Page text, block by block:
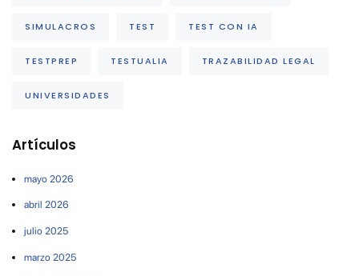
SIMULACROS TEST TEST CON IA
TESTPREP TESTUALIA TRAZABILIDAD LEGAL
UNIVERSIDADES
Artículos
mayo 2026
abril 2026
julio 2025
marzo 2025